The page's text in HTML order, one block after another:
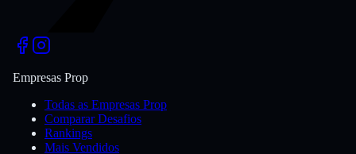
Empresas Prop
Todas as Empresas Prop
Comparar Desafios
Rankings
Mais Vendidos